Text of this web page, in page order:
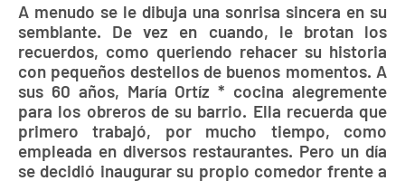
A menudo se le dibuja una sonrisa sincera en su
semblante. De vez en cuando, le brotan los
recuerdos, como queriendo rehacer su historia
con pequeños destellos de buenos momentos. A
sus 60 años, María Ortíz * cocina alegremente
para los obreros de su barrio. Ella recuerda que
primero trabajó, por mucho tiempo, como
empleada en diversos restaurantes. Pero un día
se decidió inaugurar su propio comedor frente a